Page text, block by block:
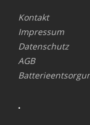
Kontakt
Impressum
Datenschutz
AGB
.